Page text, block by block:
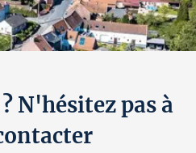
N'hésitez pas à